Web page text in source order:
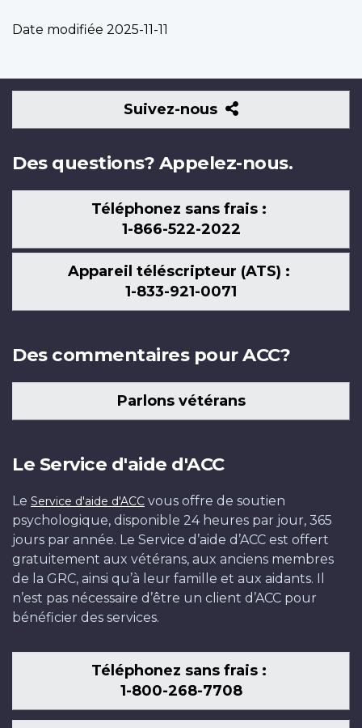
Date modifiée 2025-11-11
Suivez-nous
Suivez-
nous
Des questions? Appelez-nous.
Téléphonez sans frais :
1-866-522-2022
Appareil téléscripteur (ATS) :
1-833-921-0071
Des commentaires pour ACC?
Parlons vétérans
Le Service d'aide d'ACC
Le Service d'aide d'ACC vous offre de soutien
psychologique, disponible 24 heures par jour, 365
jours par année. Le Service d’aide d’ACC est offert
gratuitement aux vétérans, aux anciens membres
de la GRC, ainsi qu’à leur famille et aux aidants. Il
n’est pas nécessaire d’être un client d’ACC pour
bénéficier des services.
Téléphonez sans frais :
1-800-268-7708